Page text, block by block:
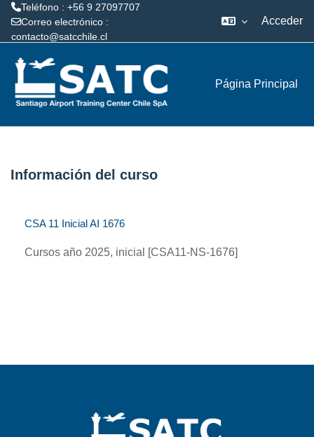
Teléfono : +56 9 27097707
Correo electrónico :
contacto@satcchile.cl
Acceder
Página Principal
Información del curso
CSA 11 Inicial AI 1676
Cursos año 2025, inicial [CSA11-NS-1676]